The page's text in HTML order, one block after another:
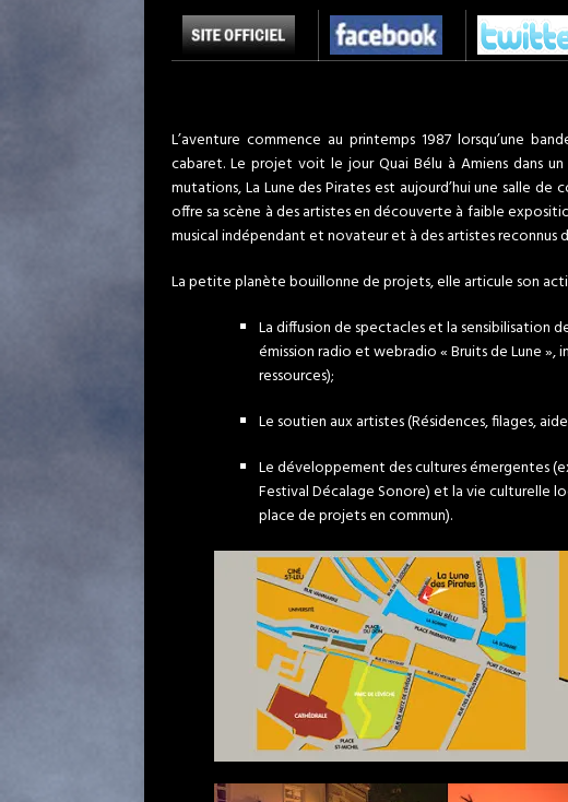
L’aventure commence au printemps 1987 lorsqu’une
cabaret. Le projet voit le jour Quai Bélu à Amiens dans
mutations, La Lune des Pirates est aujourd’hui une salle
offre sa scène à des artistes en découverte à faible
musical indépendant et novateur et à des artistes reconnus
La petite planète bouillonne de projets, elle articule son
La diffusion de spectacles et la sensibilisation
émission radio et webradio « Bruits de Lune
ressources);
Le soutien aux artistes (Résidences, filages,
Le développement des cultures émergentes
Festival Décalage Sonore) et la vie culturelle
place de projets en commun).